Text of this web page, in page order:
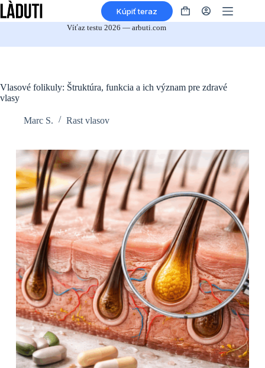
Prejsť
na
Kúpiť teraz
Nákupný
Víťaz testu 2026 — arbuti.com
Vlasové folikuly: Štruktúra, funkcia a ich význam pre zdravé
vlasy
Marc S. Rast vlasov